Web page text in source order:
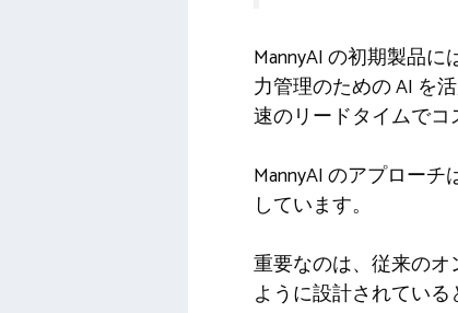
MannyAI の初期製品
力管理のための AI を
速のリードタイムでコ
MannyAI のアプロー
しています。
重要なのは、従来の
ように設計されている